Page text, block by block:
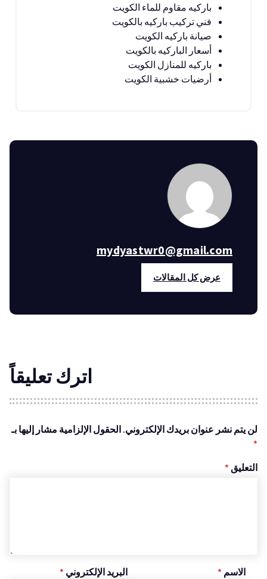
باركيه مقاوم للماء الكويت
فني تركيب باركيه بالكويت
صيانة باركيه الكويت
أسعار الباركيه بالكويت
باركيه للمنازل الكويت
أرضيات خشبية الكويت
mydyastwr0@gmail.com
عرض كل المقالات
اترك تعليقاً
لن يتم نشر عنوان بريدك الإلكتروني. الحقول الإلزامية مشار إليها بـ
*
التعليق *
الاسم * البريد الإلكتروني *